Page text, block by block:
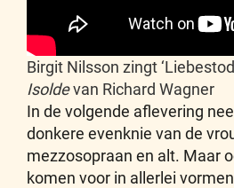
Birgit Nilsson zingt
Isoldevan Richard Wagner
In de volgende aflevering
donkere evenknie van de
mezzosopraan en alt. Maar
komen voor in allerlei